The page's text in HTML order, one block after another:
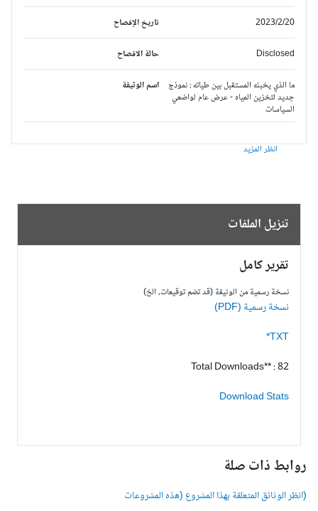
تاريخ الإفصاح 2023/2/20
حالة الافصاح Disclosed
اسم الوثيقة
ما الذي يخبئه المستقبل بين طياته : نموذج
جديد لتخزين المياه - عرض عام لواضعي
السياسات
انظر المزيد
تنزيل الملفات
تقرير كامل
نسخة رسمية من الوثيقة (قد تضم توقيعات، الخ)
نسخة رسمية (PDF)
TXT*
Total Downloads** : 82
Download Stats
روابط ذات صلة
(انظر الوثائق المتعلقة بهذا المشروع (هذه المشروعات